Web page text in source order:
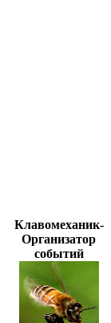
Клавомеханик-
Организатор
событий